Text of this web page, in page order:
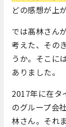
どの感想が上
では髙林さん
考えた、その
うか。そこに
ありました。
2017年に在タ
のグループ会
林さん。それ